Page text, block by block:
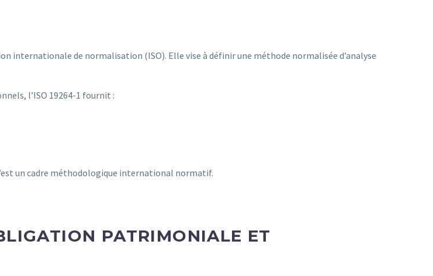
internationale de normalisation (ISO). Elle vise à définir une méthode normalisée d’analyse
l’ISO 19264-1 fournit :
un cadre méthodologique international normatif.
PATRIMONIALE ET